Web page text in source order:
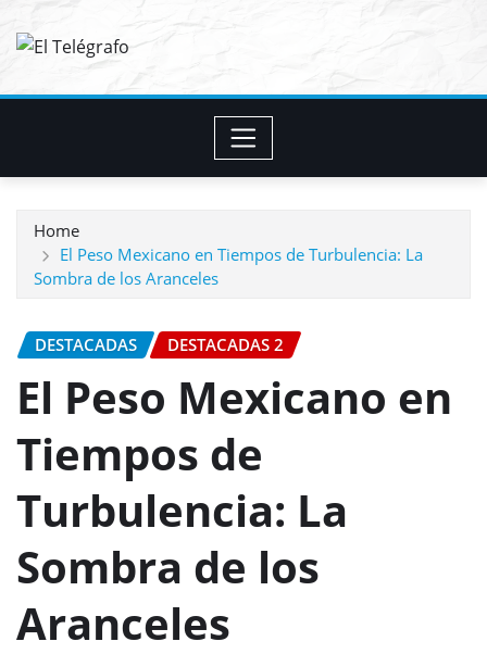
Home
El Peso Mexicano en Tiempos de Turbulencia: La
Sombra de los Aranceles
DESTACADAS DESTACADAS 2
El Peso Mexicano en
Tiempos de
Turbulencia: La
Sombra de los
Aranceles